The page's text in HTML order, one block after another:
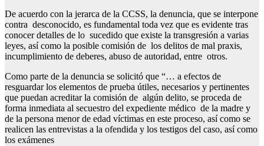
De acuerdo con la jerarca de la CCSS, la denuncia, que se interpone
contra desconocido, es fundamental toda vez que es evidente tras
conocer detalles de lo sucedido que existe la transgresión a varias
leyes, así como la posible comisión de los delitos de mal praxis,
incumplimiento de deberes, abuso de autoridad, entre otros.
Como parte de la denuncia se solicitó que “… a efectos de
resguardar los elementos de prueba útiles, necesarios y pertinentes
que puedan acreditar la comisión de algún delito, se proceda de
forma inmediata al secuestro del expediente médico de la madre y
de la persona menor de edad víctimas en este proceso, así como se
realicen las entrevistas a la ofendida y los testigos del caso, así como
los exámenes